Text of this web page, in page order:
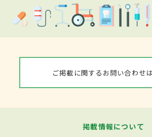
ご掲載に関するお問い合わせ
掲載情報について